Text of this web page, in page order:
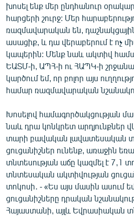
խոսել ենք մեր ընդհանուր
հարցերի շուրջ: Մեր
ռազմավարական են,
ասացիք, և դա վերաբերում է ոչ
կապերին: Մենք նաև ակտիվ
ԵԱՏՄ-ի, ԱՊՀ-ի ու ՀԱՊԿ-ի
կարծում եմ, որ բոլոր այս
համար ռազմավարական
Խոսելով համագործակցության
նաև դրա կոնկրետ արդյունքներ
տարի բավական լավատեսական
ցուցանիշներ ունենք, առաջին
տնտեսության աճը կազմել է 7,1
տնտեսական ակտիվության
տոկոսի․ - «Ես այս մասին ասում
ցուցանիշները դրական
Հայաստանի, այլև Եվրասիական